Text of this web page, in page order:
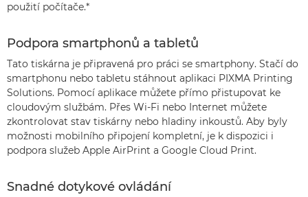
použití počítače.*
Podpora smartphonů a tabletů
Tato tiskárna je připravená pro práci se smartphony. Stačí do
smartphonu nebo tabletu stáhnout aplikaci PIXMA Printing
Solutions. Pomocí aplikace můžete přímo přistupovat ke
cloudovým službám. Přes Wi-Fi nebo Internet můžete
zkontrolovat stav tiskárny nebo hladiny inkoustů. Aby byly
možnosti mobilního připojení kompletní, je k dispozici i
podpora služeb Apple AirPrint a Google Cloud Print.
Snadné dotykové ovládání